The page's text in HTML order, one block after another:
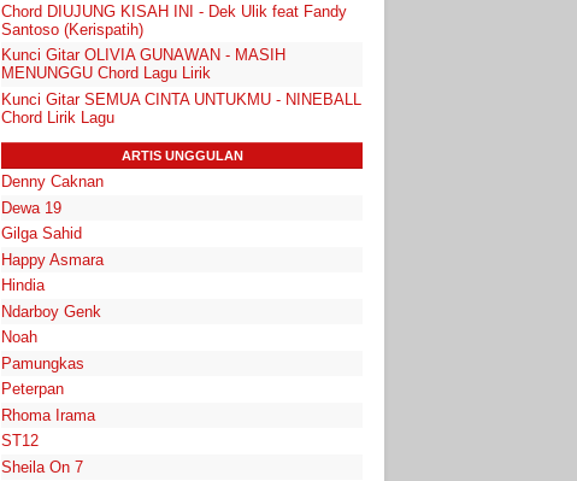
Chord DIUJUNG KISAH INI - Dek Ulik feat Fandy
Santoso (Kerispatih)
Kunci Gitar OLIVIA GUNAWAN - MASIH
MENUNGGU Chord Lagu Lirik
Kunci Gitar SEMUA CINTA UNTUKMU - NINEBALL
Chord Lirik Lagu
ARTIS UNGGULAN
Denny Caknan
Dewa 19
Gilga Sahid
Happy Asmara
Hindia
Ndarboy Genk
Noah
Pamungkas
Peterpan
Rhoma Irama
ST12
Sheila On 7